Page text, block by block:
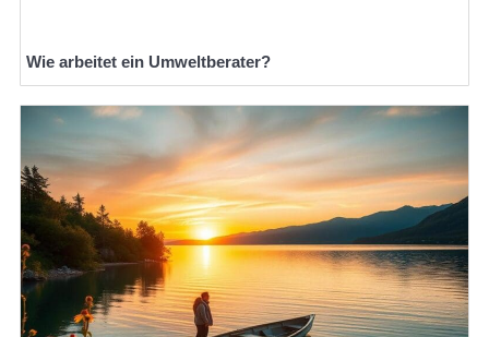
Wie arbeitet ein Umweltberater?